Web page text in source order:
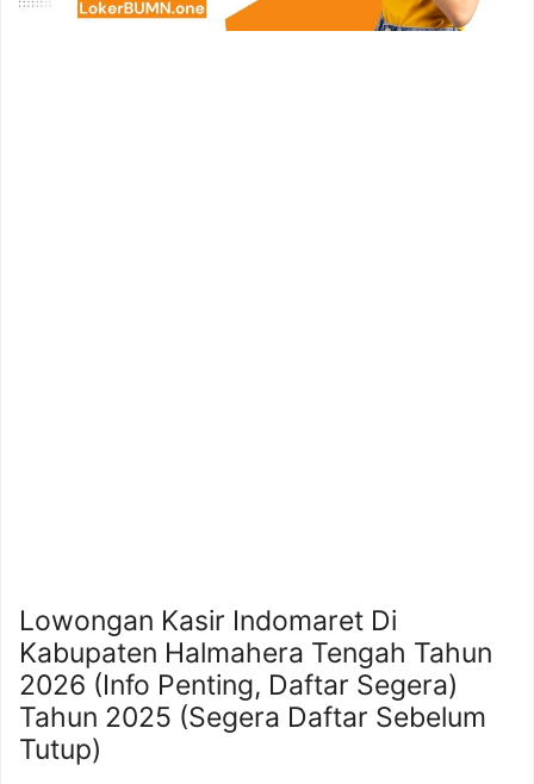
Lowongan Kasir Indomaret Di
Kabupaten Halmahera Tengah Tahun
2026 (Info Penting, Daftar Segera)
Tahun 2025 (Segera Daftar Sebelum
Tutup)